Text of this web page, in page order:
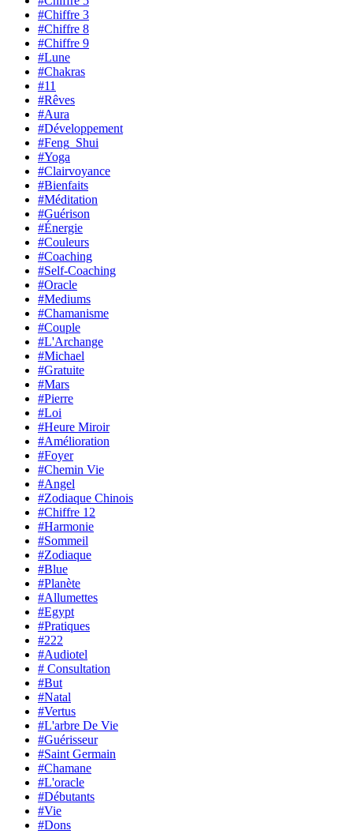
#Chiffre 3
#Chiffre 8
#Chiffre 9
#Lune
#Chakras
#11
#Rêves
#Aura
#Développement
#Feng_Shui
#Yoga
#Clairvoyance
#Bienfaits
#Méditation
#Guérison
#Énergie
#Couleurs
#Coaching
#Self-Coaching
#Oracle
#Mediums
#Chamanisme
#Couple
#L'Archange
#Michael
#Gratuite
#Mars
#Pierre
#Loi
#Heure Miroir
#Amélioration
#Foyer
#Chemin Vie
#Angel
#Zodiaque Chinois
#Chiffre 12
#Harmonie
#Sommeil
#Zodiaque
#Blue
#Planète
#Allumettes
#Egypt
#Pratiques
#222
#Audiotel
# Consultation
#But
#Natal
#Vertus
#L'arbre De Vie
#Guérisseur
#Saint Germain
#Chamane
#L'oracle
#Débutants
#Vie
#Dons